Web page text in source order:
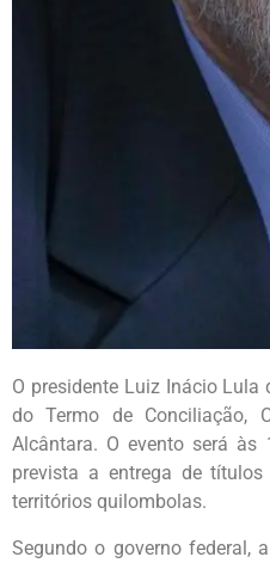
O presidente Luiz Inácio
do Termo de Conciliação,
Alcântara. O evento será
prevista a entrega de
territórios quilombolas.
Segundo o governo federal,